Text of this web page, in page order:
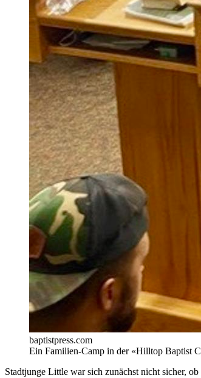
baptistpress.com
Ein Familien-Camp in der «Hilltop Baptist
Stadtjunge Little war sich zunächst nicht sicher,